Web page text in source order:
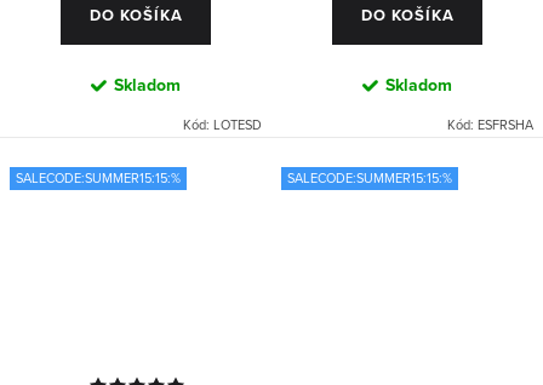
DO KOŠÍKA
Skladom
Kód: LOTESD
DO KOŠÍKA
Skladom
Kód: ESFRSHA
SALECODE:SUMMER15:15:% SALECODE:SUMMER15:15:%